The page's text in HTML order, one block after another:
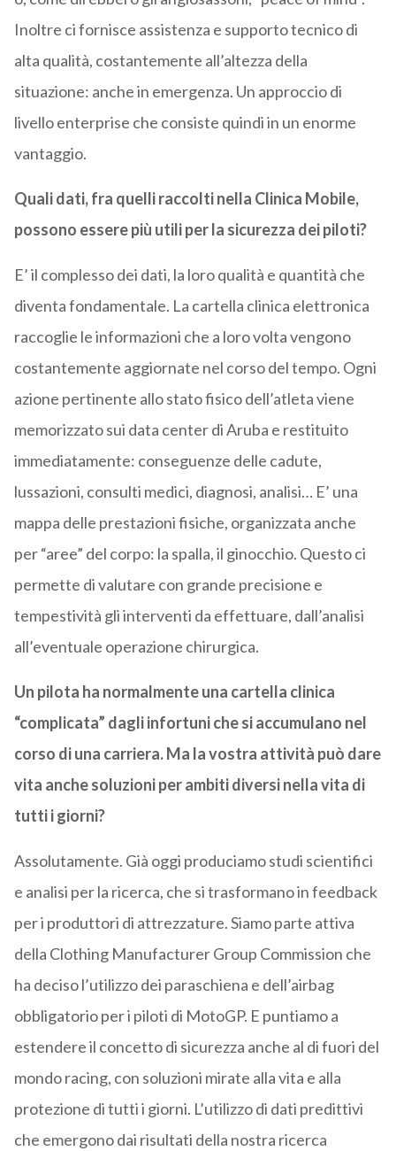
Inoltre ci fornisce assistenza e supporto tecnico di
alta qualità, costantemente all’altezza della
situazione: anche in emergenza. Un approccio di
livello enterprise che consiste quindi in un enorme
vantaggio.
Quali dati, fra quelli raccolti nella Clinica Mobile,
possono essere più utili per la sicurezza dei piloti?
E’ il complesso dei dati, la loro qualità e quantità che
diventa fondamentale. La cartella clinica elettronica
raccoglie le informazioni che a loro volta vengono
costantemente aggiornate nel corso del tempo. Ogni
azione pertinente allo stato fisico dell’atleta viene
memorizzato sui data center di Aruba e restituito
immediatamente: conseguenze delle cadute,
lussazioni, consulti medici, diagnosi, analisi… E’ una
mappa delle prestazioni fisiche, organizzata anche
per “aree” del corpo: la spalla, il ginocchio. Questo ci
permette di valutare con grande precisione e
tempestività gli interventi da effettuare, dall’analisi
all’eventuale operazione chirurgica.
Un pilota ha normalmente una cartella clinica
“complicata” dagli infortuni che si accumulano nel
corso di una carriera. Ma la vostra attività può dare
vita anche soluzioni per ambiti diversi nella vita di
tutti i giorni?
Assolutamente. Già oggi produciamo studi scientifici
e analisi per la ricerca, che si trasformano in feedback
per i produttori di attrezzature. Siamo parte attiva
della Clothing Manufacturer Group Commission che
ha deciso l’utilizzo dei paraschiena e dell’airbag
obbligatorio per i piloti di MotoGP. E puntiamo a
estendere il concetto di sicurezza anche al di fuori del
mondo racing, con soluzioni mirate alla vita e alla
protezione di tutti i giorni. L’utilizzo di dati predittivi
che emergono dai risultati della nostra ricerca